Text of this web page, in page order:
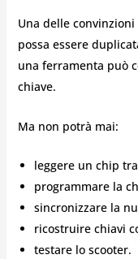
Una delle
possa essere
una ferramenta può
chiave.
Ma non potrà mai:
leggere un chip
programmare la
sincronizzare la
ricostruire chiavi
testare lo scooter.